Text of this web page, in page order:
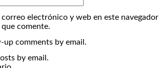
electrónico y web en este navegador
comente.
comments by email.
by email.